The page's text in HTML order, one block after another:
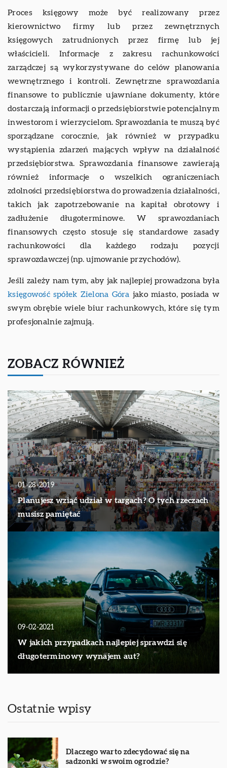
Proces księgowy może być realizowany przez
kierownictwo firmy lub przez zewnętrznych
księgowych zatrudnionych przez firmę lub jej
właścicieli. Informacje z zakresu rachunkowości
zarządczej są wykorzystywane do celów planowania
wewnętrznego i kontroli. Zewnętrzne sprawozdania
finansowe to publicznie ujawniane dokumenty, które
dostarczają informacji o przedsiębiorstwie potencjalnym
inwestorom i wierzycielom. Sprawozdania te muszą być
sporządzane corocznie, jak również w przypadku
wystąpienia zdarzeń mających wpływ na działalność
przedsiębiorstwa. Sprawozdania finansowe zawierają
również informacje o wszelkich ograniczeniach
zdolności przedsiębiorstwa do prowadzenia działalności,
takich jak zapotrzebowanie na kapitał obrotowy i
zadłużenie długoterminowe. W sprawozdaniach
finansowych często stosuje się standardowe zasady
rachunkowości dla każdego rodzaju pozycji
sprawozdawczej (np. ujmowanie przychodów).
Jeśli zależy nam tym, aby jak najlepiej prowadzona była
księgowość spółek Zielona Góra jako miasto, posiada w
swym obrębie wiele biur rachunkowych, które się tym
profesjonalnie zajmują.
ZOBACZ RÓWNIEŻ
01-28-2019
Planujesz wziąć udział w targach? O tych rzeczach
musisz pamiętać
09-02-2021
W jakich przypadkach najlepiej sprawdzi się
długoterminowy wynajem aut?
Ostatnie wpisy
Dlaczego warto zdecydować się na
sadzonki w swoim ogrodzie?